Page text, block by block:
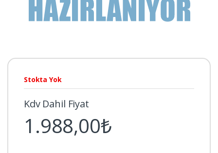
Stokta Yok
Kdv Dahil Fiyat
1.988,00₺